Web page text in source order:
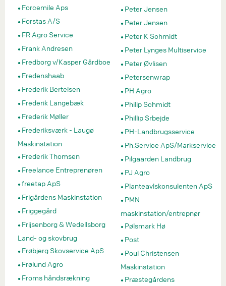
Forcemile Aps
Forstas A/S
FR Agro Service
Frank Andresen
Fredborg v/Kasper Gårdboe
Fredenshaab
Frederik Bertelsen
Frederik Langebæk
Frederik Møller
Frederiksværk - Laugø
Maskinstation
Frederik Thomsen
Freelance Entreprenøren
freetap ApS
Frigårdens Maskinstation
Friggegård
Frijsenborg & Wedellsborg
Land- og skovbrug
Frøbjerg Skovservice ApS
Frølund Agro
Froms håndsrækning
Peter Jensen
Peter Jensen
Peter K Schmidt
Peter Lynges Multiservice
Peter Øvlisen
Petersenwrap
PH Agro
Philip Schmidt
Phillip Srbejde
PH-Landbrugsservice
Ph.Service ApS/Markservice
Pilgaarden Landbrug
PJ Agro
Planteavlskonsulenten ApS
PMN
maskinstation/entrepnør
Pølsmark Hø
Post
Poul Christensen
Maskinstation
Præstegårdens